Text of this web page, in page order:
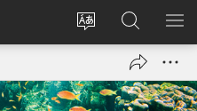
サ
ト
の
ロ
グ
ン
（新
JW.ORG
の
検
索
メ
を
表